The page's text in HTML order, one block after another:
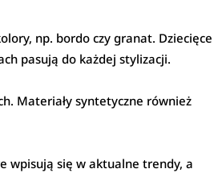
np. bordo czy granat. Dziecięce
pasują do każdej stylizacji.
Materiały syntetyczne również
wpisują się w aktualne trendy, a